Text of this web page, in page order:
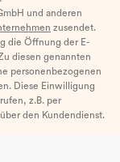
und anderen
zusendet.
die Öffnung der E-
diesen genannten
personenbezogenen
Diese Einwilligung
z.B. per
den Kundendienst.